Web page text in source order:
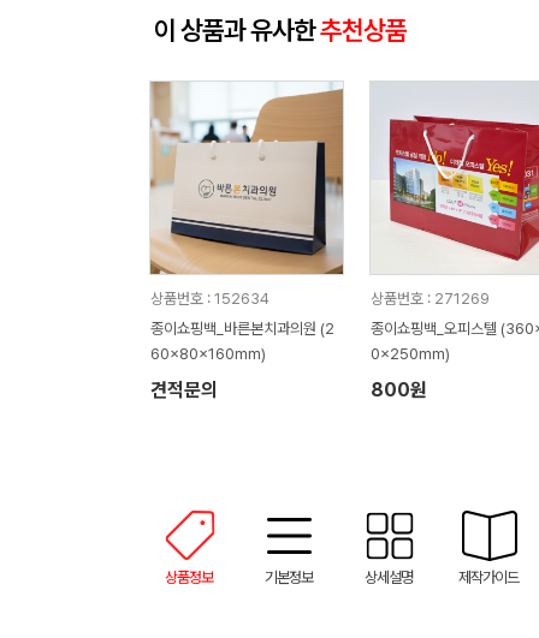
이 상품과 유사한추천상품
상품번호 : 152634
종이쇼핑백_바른본치과의원 (2
60x80x160mm)
견적문의
상품번호 : 271269
종이쇼핑백_오피스텔
0x250mm)
800원
상품정보 기본정보 상세설명 제작가이드